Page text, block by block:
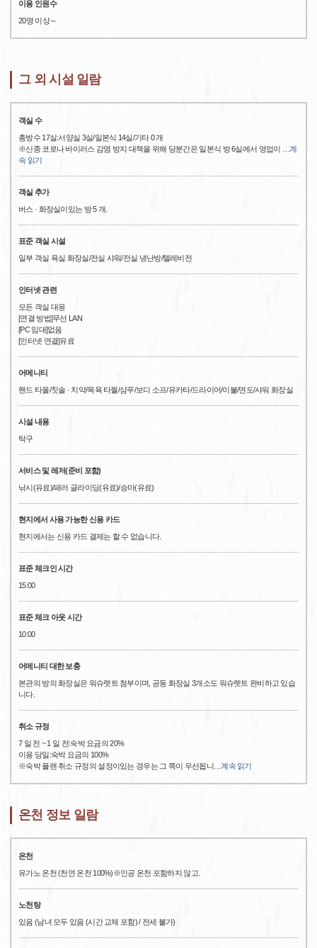
이용 인원수
20명 이상～
그 외 시설 일람
객실 수
총방수 17실:서양실 3실/일본식 14실/기타 0 개
※신종 코로나 바이러스 감염 방지 대책을 위해 당분간은 일본식 방 6실에서 영업이
계
속 읽기
객실 추가
버스 · 화장실이있는 방 5 개.
표준 객실 시설
일부 객실 욕실 화장실/전실 샤워/전실 냉난방/텔레비전
인터넷 관련
모든 객실 대응
[연결 방법]무선 LAN
[PC 임대]없음
[인터넷 연결]유료
어메니티
핸드 타올/칫솔 · 치약/목욕 타월/샴푸/보디 소프/유카타/드라이어/이불/면도/샤워 화장실
시설 내용
탁구
서비스 및 레저(준비 포함)
낚시(유료)/패러 글라이딩(유료)/승마(유료)
현지에서 사용 가능한 신용 카드
현지에서는 신용 카드 결제는 할 수 없습니다.
표준 체크인 시간
15:00
표준 체크 아웃 시간
10:00
어메니티 대한 보충
본관의 방의 화장실은 워슈렛트 첨부이며, 공동 화장실 3개소도 워슈렛트 완비하고 있습
니다.
취소 규정
7 일 전 ~ 1 일 전:숙박 요금의 20%
이용 당일:숙박 요금의 100%
※숙박 플랜 취소 규정의 설정이있는 경우는 그 쪽이 우선됩니
계속 읽기
온천 정보 일람
온천
유가노 온천 (천연 온천 100%)※인공 온천 포함하지 않고.
노천탕
있음 (남녀 모두 있음 (시간 교체 포함) / 전세 불가)